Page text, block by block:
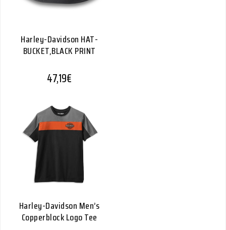
Harley-Davidson HAT-
BUCKET,BLACK PRINT
47,19€
Harley-Davidson Men’s
Copperblock Logo Tee